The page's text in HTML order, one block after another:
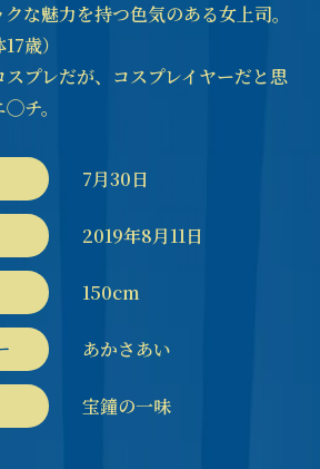
な魅力を持つ色気のある女上司。
歳）
プレだが、コスプレイヤーだと思
チ。
7月30日
2019年8月11日
150cm
あかさあい
宝鐘の一味